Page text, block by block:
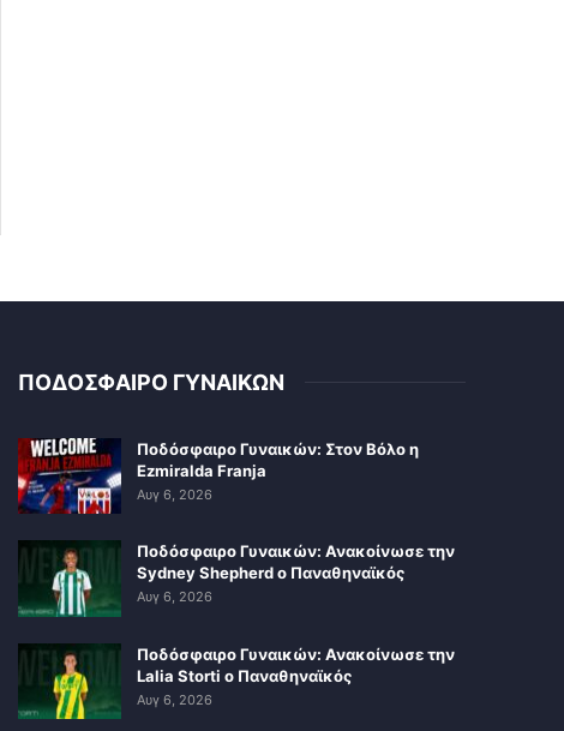
ΠΟΔΟΣΦΑΙΡΟ ΓΥΝΑΙΚΩΝ
Ποδόσφαιρο Γυναικών: Στον Βόλο η
Ezmiralda Franja
Αυγ 6, 2026
Ποδόσφαιρο Γυναικών: Ανακοίνωσε την
Sydney Shepherd ο Παναθηναϊκός
Αυγ 6, 2026
Ποδόσφαιρο Γυναικών: Ανακοίνωσε την
Lalia Storti ο Παναθηναϊκός
Αυγ 6, 2026